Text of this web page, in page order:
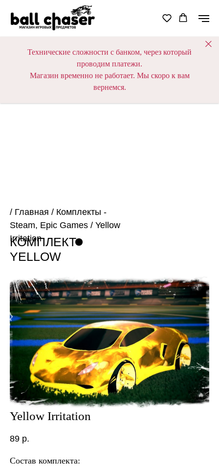
Технические сложности с банком, через который
проводим платежи.
Магазин временно не работает. Мы скоро к вам
вернемся.
КОМПЛЕКТ
/ Главная / Комплекты -
Steam, Epic Games / Yellow
Irritation
YELLOW
IRRITATION
Yellow Irritation
89 р.
Состав комплекта: